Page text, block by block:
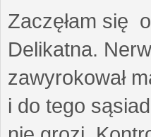
Zaczęłam się
Delikatna.
zawyrokował
i do tego